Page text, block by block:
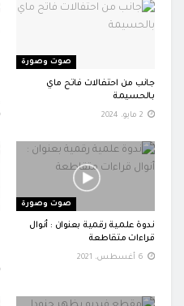
صوت وصورة
جانب من احتفالات فاتح ماي
بالحسيمة
صوت وصورة
ندوة علمية رقمية بعنوان : أنوال
قراءات متقاطعة